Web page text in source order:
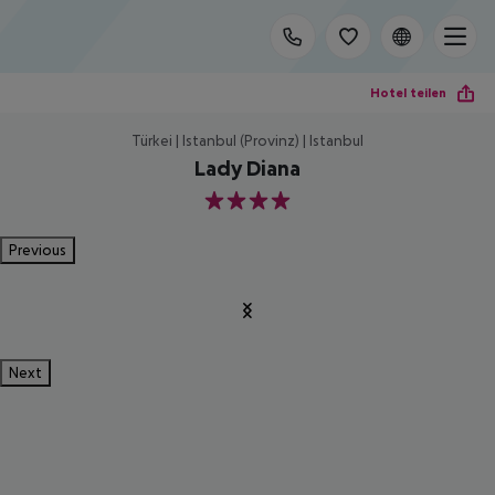
Hotel teilen
Türkei | Istanbul (Provinz) | Istanbul
Lady Diana
4
Previous
Next